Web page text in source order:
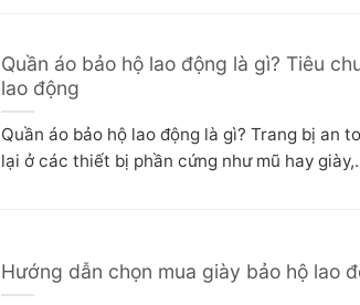
Quần áo bảo hộ lao động là gì? Tiêu
lao động
Quần áo bảo hộ lao động là gì? Trang bị an
lại ở các thiết bị phần cứng như mũ hay
Hướng dẫn chọn mua giày bảo hộ lao